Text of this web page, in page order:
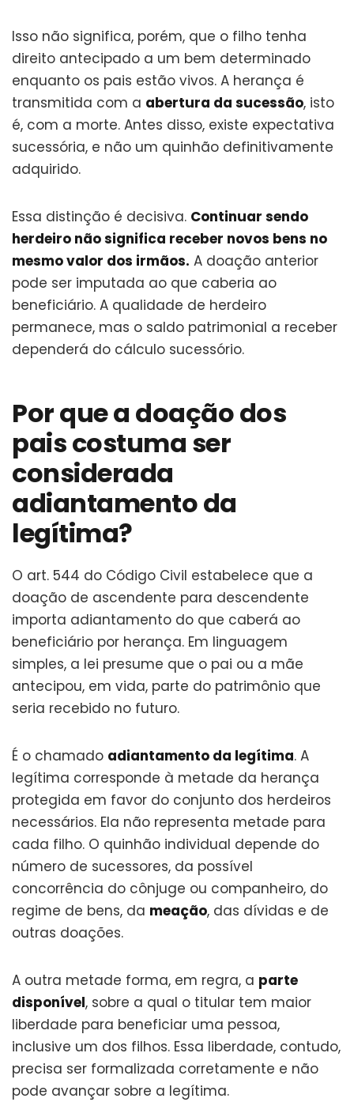
Isso não significa, porém, que o filho tenha
direito antecipado a um bem determinado
enquanto os pais estão vivos. A herança é
transmitida com a abertura da sucessão, isto
é, com a morte. Antes disso, existe expectativa
sucessória, e não um quinhão definitivamente
adquirido.
Essa distinção é decisiva. Continuar sendo
herdeiro não significa receber novos bens no
mesmo valor dos irmãos. A doação anterior
pode ser imputada ao que caberia ao
beneficiário. A qualidade de herdeiro
permanece, mas o saldo patrimonial a receber
dependerá do cálculo sucessório.
Por que a doação dos
pais costuma ser
considerada
adiantamento da
legítima?
O art. 544 do Código Civil estabelece que a
doação de ascendente para descendente
importa adiantamento do que caberá ao
beneficiário por herança. Em linguagem
simples, a lei presume que o pai ou a mãe
antecipou, em vida, parte do patrimônio que
seria recebido no futuro.
É o chamado adiantamento da legítima. A
legítima corresponde à metade da herança
protegida em favor do conjunto dos herdeiros
necessários. Ela não representa metade para
cada filho. O quinhão individual depende do
número de sucessores, da possível
concorrência do cônjuge ou companheiro, do
regime de bens, da meação, das dívidas e de
outras doações.
A outra metade forma, em regra, a parte
disponível, sobre a qual o titular tem maior
liberdade para beneficiar uma pessoa,
inclusive um dos filhos. Essa liberdade, contudo,
precisa ser formalizada corretamente e não
pode avançar sobre a legítima.